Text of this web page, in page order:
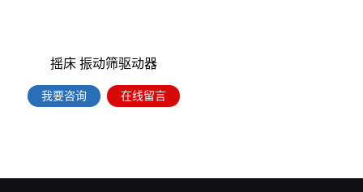
摇床 振动筛驱动器
我要咨询 在线留言